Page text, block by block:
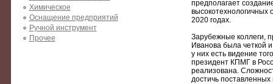
Химическое
Оснащение предприятий
Ручной инструмент
Прочее
предполагает
высокотехнологичных
2020 годах.
Зарубежные коллеги,
Иванова была четкой
у них есть видение
президент КПМГ в
реализована.
достичь